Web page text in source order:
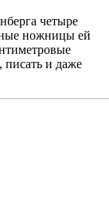
четыре
ножницы ей
писать и даже